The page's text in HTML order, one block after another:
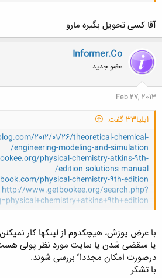
کلیک کنید تا باز
آقا کسی تحویل بگیره مارو
Informer.Co
عضو جدید
Feb 27, 2013
ایلیا33 گفت:
2012/01/26/theoretical-chemical-
engineering-modeling-and-simulation/
physical-chemistry-atkins-9th-
edition-solutions-manual/
physical-chemistry-9th-edition/
http://www.getbookee.org/search.php?
با عرض پوزش، هیچکدوم از لینکها کار
یا منقضی شدن یا سایت مورد نظر پولی
درصورت امکان مجددا ً بررسی شوند.
با تشکر